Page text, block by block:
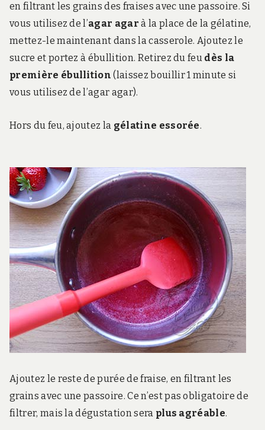
en filtrant les grains des fraises avec une passoire. Si
vous utilisez de l’agar agar à la place de la gélatine,
mettez-le maintenant dans la casserole. Ajoutez le
sucre et portez à ébullition. Retirez du feu dès la
première ébullition (laissez bouillir 1 minute si
vous utilisez de l’agar agar).
Hors du feu, ajoutez la gélatine essorée.
Ajoutez le reste de purée de fraise, en filtrant les
grains avec une passoire. Ce n’est pas obligatoire de
filtrer, mais la dégustation sera plus agréable.